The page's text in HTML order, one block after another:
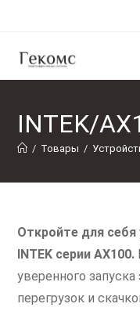
INTEK/
/ Товары /
Откройте для себя
INTEK серии AX100.
уверенного
перегрузок и